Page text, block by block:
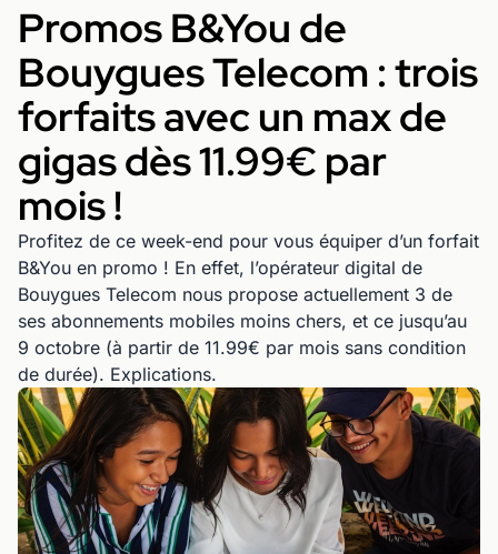
Promos B&You de
Bouygues Telecom : trois
forfaits avec un max de
gigas dès 11.99€ par
mois !
Profitez de ce week-end pour vous équiper d’un forfait
B&You en promo ! En effet, l’opérateur digital de
Bouygues Telecom nous propose actuellement 3 de
ses abonnements mobiles moins chers, et ce jusqu’au
9 octobre (à partir de 11.99€ par mois sans condition
de durée). Explications.